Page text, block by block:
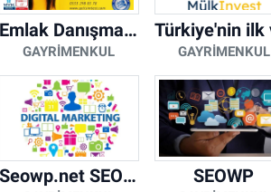
Emlak Danışmanı Seviye 5 Mesleki Yeterlilik Belgesi
GAYRIMENKUL GAYRIMENKUL
Seowp.net SEO Hizmetleri SEOWP